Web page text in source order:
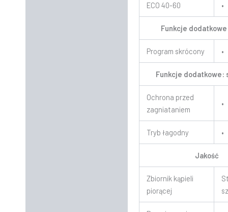
ECO 40-60 •
Funkcje
Program skrócony •
Funkcje dodatkowe:
Ochrona przed
zagniataniem
•
Tryb łagodny •
Jakość
Zbiornik kąpieli
piorącej